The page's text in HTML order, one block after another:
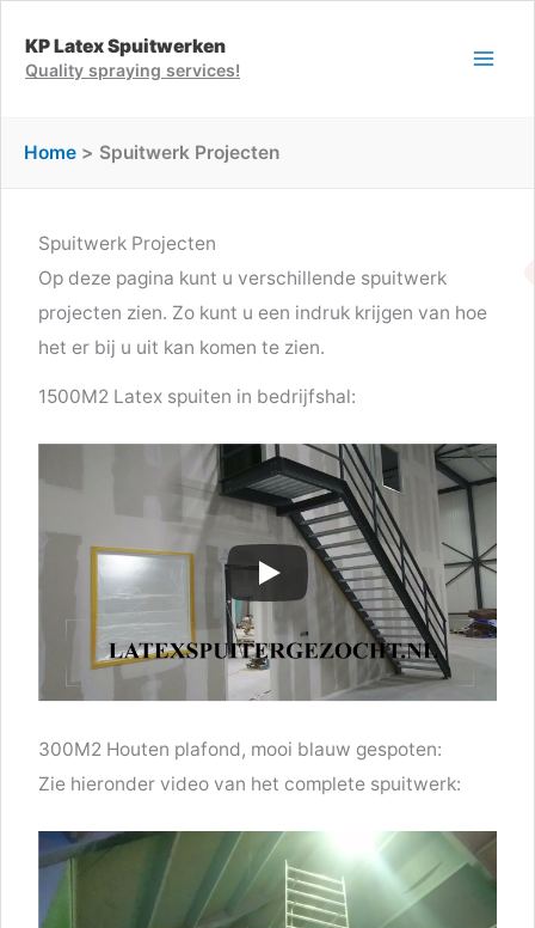
naarKP Latex Spuitwerken
Quality spraying services!
Home Spuitwerk Projecten
Spuitwerk Projecten
Op deze pagina kunt u verschillende spuitwerk
projecten zien. Zo kunt u een indruk krijgen van hoe
het er bij u uit kan komen te zien.
1500M2 Latex spuiten in bedrijfshal:
300M2 Houten plafond, mooi blauw gespoten:
Zie hieronder video van het complete spuitwerk: